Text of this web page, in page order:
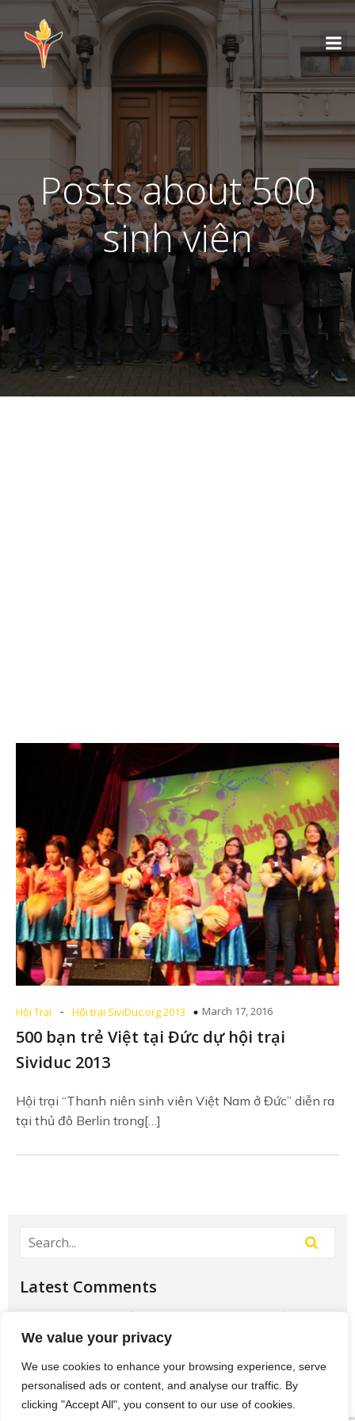
We value your privacy
We use cookies to enhance your browsing experience, serve
personalised ads or content, and analyse our traffic. By
clicking "Accept All", you consent to our use of cookies.
Posts about 500
sinh viên
Hội Trại - Hội trại SiviDuc.org 2013 March 17, 2016
500 bạn trẻ Việt tại Đức dự hội trại
Sividuc 2013
Hội trại “Thanh niên sinh viên Việt Nam ở Đức” diễn ra
tại thủ đô Berlin trong[…]
Latest Comments
Học Đại học để có tương lai hơn? – Chưa chắc –
Sividuc.orgonChọn ngành học: sinh viên IT và
12/08/2016
[…] lại thì lại thiếu các kĩ năng của một người